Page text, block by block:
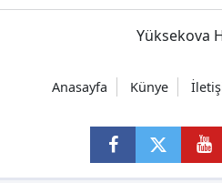
Yüksekova
Anasayfa Künye